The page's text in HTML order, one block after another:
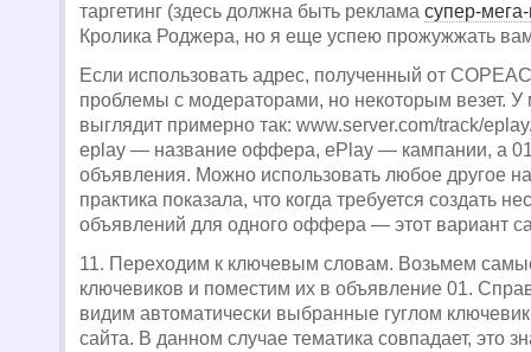
таргетинг (здесь должна быть реклама супер-
Кролика Роджера, но я еще успею прожужжать
Если использовать адрес, полученный от
проблемы с модераторами, но некоторым везет. У
выглядит примерно так: www.server.com/track/
eplay — название оффера, ePlay — кампании, а
объявления. Можно использовать любое другое
практика показала, что когда требуется создать
объявлений для одного оффера — этот вариант
11. Переходим к ключевым словам. Возьмем
ключевиков и поместим их в объявление 01.
видим автоматически выбранные гуглом
сайта. В данном случае тематика совпадает, это